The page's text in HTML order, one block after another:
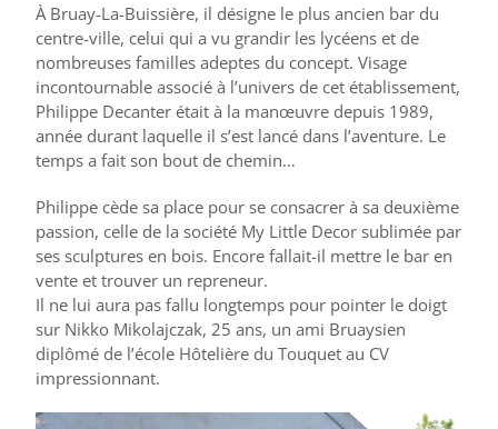
À Bruay-La-Buissière, il désigne le plus ancien bar du
centre-ville, celui qui a vu grandir les lycéens et de
nombreuses familles adeptes du concept. Visage
incontournable associé à l’univers de cet établissement,
Philippe Decanter était à la manœuvre depuis 1989,
année durant laquelle il s’est lancé dans l’aventure. Le
temps a fait son bout de chemin…
Philippe cède sa place pour se consacrer à sa deuxième
passion, celle de la société My Little Decor sublimée par
ses sculptures en bois. Encore fallait-il mettre le bar en
vente et trouver un repreneur.
Il ne lui aura pas fallu longtemps pour pointer le doigt
sur Nikko Mikolajczak, 25 ans, un ami Bruaysien
diplômé de l’école Hôtelière du Touquet au CV
impressionnant.